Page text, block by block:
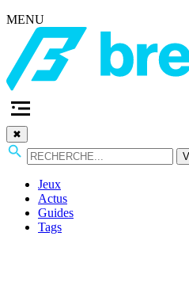
MENU
✖
Jeux
Actus
Guides
Tags